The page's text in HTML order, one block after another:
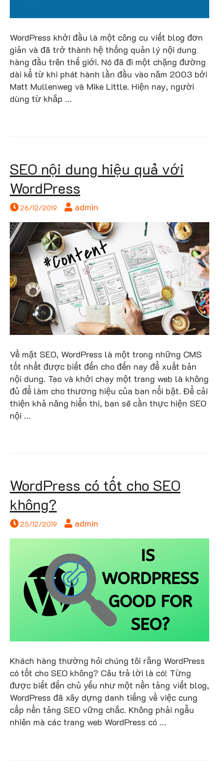
WordPress khởi đầu là một công cụ viết blog đơn
giản và đã trở thành hệ thống quản lý nội dung
hàng đầu trên thế giới. Nó đã đi một chặng đường
dài kể từ khi phát hành lần đầu vào năm 2003 bởi
Matt Mullenweg và Mike Little. Hiện nay, người
dùng từ khắp …
SEO nội dung hiệu quả với
WordPress
26/12/2019 admin
Về mặt SEO, WordPress là một trong những CMS
tốt nhất được biết đến cho đến nay để xuất bản
nội dung. Tạo và khởi chạy một trang web là không
đủ để làm cho thương hiệu của bạn nổi bật. Để cải
thiện khả năng hiển thị, bạn sẽ cần thực hiện SEO
nội …
WordPress có tốt cho SEO
không?
25/12/2019 admin
Khách hàng thường hỏi chúng tôi rằng WordPress
có tốt cho SEO không? Câu trả lời là có! Từng
được biết đến chủ yếu như một nền tảng viết blog,
WordPress đã xây dựng danh tiếng về việc cung
cấp nền tảng SEO vững chắc. Không phải ngẫu
nhiên mà các trang web WordPress có …